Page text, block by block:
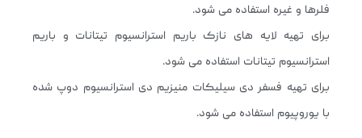
فلرها و غیره استفاده می شود.
برای تهیه لایه های نازک باریم استرانسیوم تیتانات و باریم
استرانسیوم تیتانات استفاده می شود.
برای تهیه فسفر دی سیلیکات منیزیم دی استرانسیوم دوپ شده
با یوروپیوم استفاده می شود.